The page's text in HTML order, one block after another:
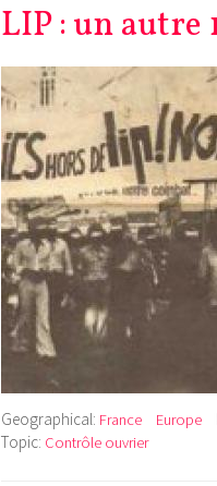
LIP : un autre
Geographical: France Europe
Topic: Contrôle ouvrier